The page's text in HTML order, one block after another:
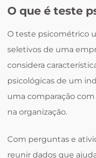
O que é teste
O teste psicométrico
seletivos de uma
considera
psicológicas de um
uma comparação
na organização.
Com perguntas e
reunir dados que